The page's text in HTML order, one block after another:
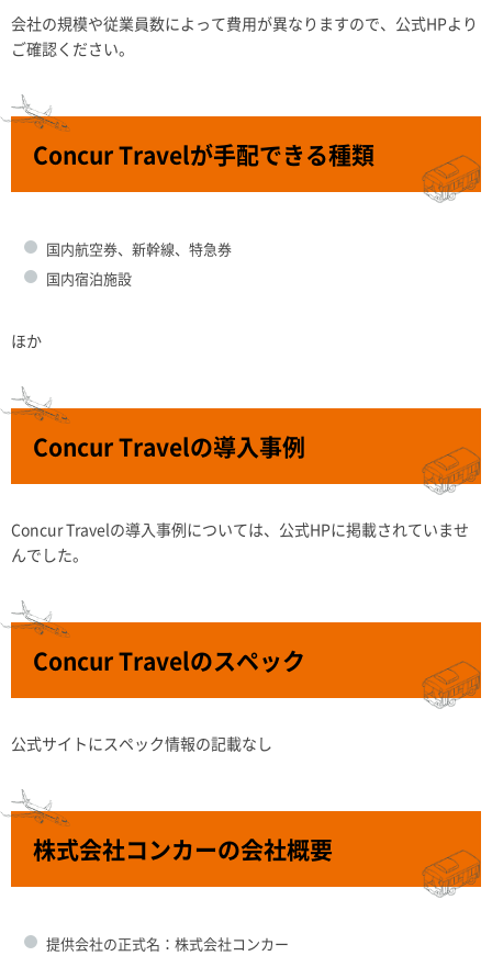
会社の規模や従業員数によって費用が異なりますので、公式HPより
ご確認ください。
Concur Travelが手配できる種類
国内航空券、新幹線、特急券
国内宿泊施設
ほか
Concur Travelの導入事例
Concur Travelの導入事例については、公式HPに掲載されていませ
んでした。
Concur Travelのスペック
公式サイトにスペック情報の記載なし
株式会社コンカーの会社概要
提供会社の正式名：株式会社コンカー